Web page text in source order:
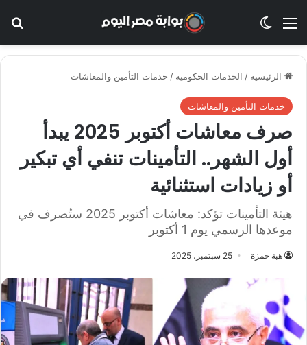
القائمة الوضع المظلم
الرئيسية / الخدمات الحكومية / خدمات التأمين والمعاشات
خدمات التأمين والمعاشات
صرف معاشات أكتوبر 2025 يبدأ
أول الشهر.. التأمينات تنفي أي تبكير
أو زيادات استثنائية
هيئة التأمينات تؤكد: معاشات أكتوبر 2025 ستُصرف في
موعدها الرسمي يوم 1 أكتوبر
هبة حمزة 25 سبتمبر، 2025